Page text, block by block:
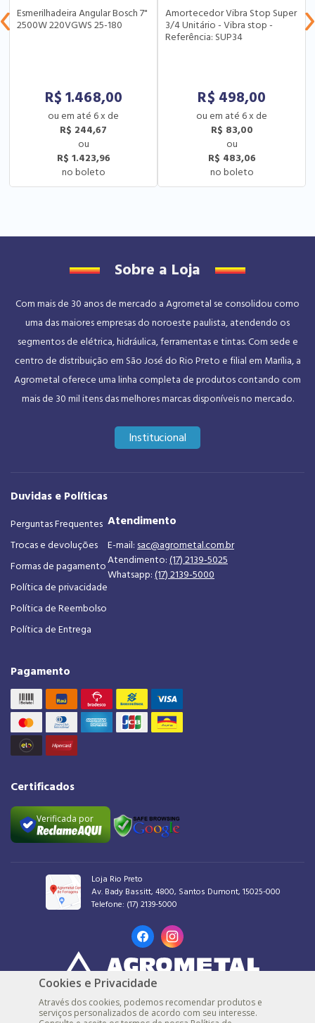
Esmerilhadeira Angular Bosch 7"
2500W 220VGWS 25-180
R$ 1.468,00
6x de
R$ 244,67
R$ 1.423,96
Amortecedor Vibra Stop Super
3/4 Unitário - Vibra stop -
Referência: SUP34
R$ 498,00
6x de
R$ 83,00
R$ 483,06
Sobre a Loja
Com mais de 30 anos de mercado a Agrometal se consolidou como
uma das maiores empresas do noroeste paulista, atendendo os
segmentos de elétrica, hidráulica, ferramentas e tintas. Com sede e
centro de distribuição em São José do Rio Preto e filial em Marília, a
Agrometal oferece uma linha completa de produtos contando com
mais de 30 mil itens das melhores marcas disponíveis no mercado.
Institucional
Duvidas e Políticas
Perguntas Frequentes
Trocas e devoluções
Formas de pagamento
Política de privacidade
Política de Reembolso
Política de Entrega
Atendimento
E-mail: sac@agrometal.com.br
Atendimento: (17) 2139-5025
Whatsapp: (17) 2139-5000
Pagamento
Certificados
Verificada por
Loja Rio Preto
Av. Bady Bassitt, 4800, Santos Dumont, 15025-000
Telefone: (17) 2139-5000
os direitos reservados
Cookies e Privacidade
Através dos cookies, podemos recomendar produtos e
serviços personalizados de acordo com seu interesse.